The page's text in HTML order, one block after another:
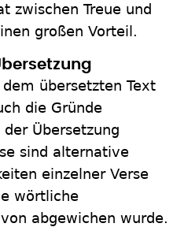
zwischen Treue und
großen Vorteil.
übersetzten Text
die Gründe
Übersetzung
sind alternative
einzelner Verse
wörtliche
abgewichen wurde.